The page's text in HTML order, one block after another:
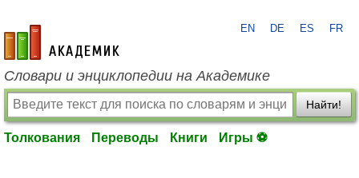
academic.ru
EN DE ES FR
Словари и энциклопедии на Академике
Найти!
Толкования Переводы Книги Игры ⚽